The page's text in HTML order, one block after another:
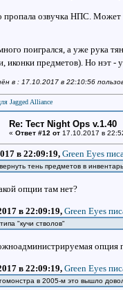
пропала озвучка НПС. Может
поигрался, а уже рука
иконки предметов). Но нэт -
в : 17.10.2017 в 22:10:56
Jagged Alliance
Re: Тест Night Ops v.1.40
« Ответ #12 от17.10.2017 в
в 22:09:19, Green Eyes
тень предметов в
опции там нет?
в 22:09:19, Green Eyes
"кучи стволов"
опция
в 22:09:19, Green Eyes
в 2005-м это вышло